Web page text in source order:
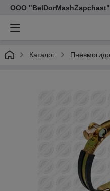
ООО "BelDorMashZapchast"
Каталог